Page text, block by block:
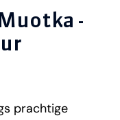
-
prachtige